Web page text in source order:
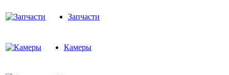
Запчасти
Камеры